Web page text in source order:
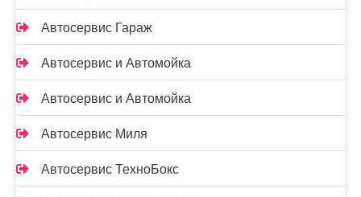
Автосервис Гараж
Автосервис и Автомойка
Автосервис и Автомойка
Автосервис Миля
Автосервис ТехноБокс